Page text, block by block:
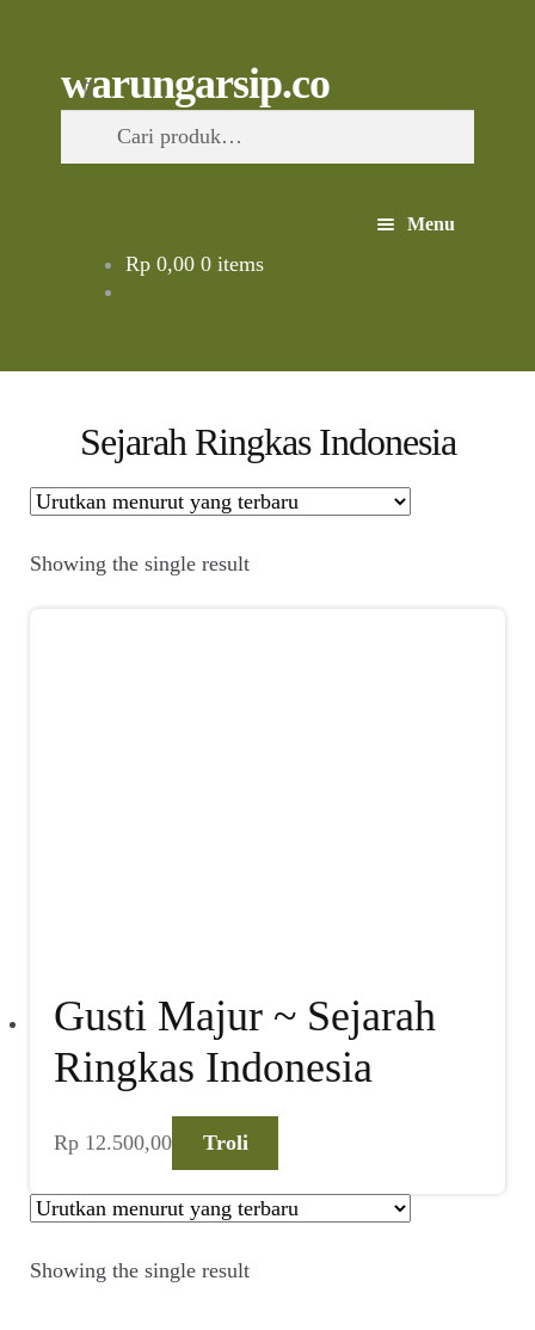
to
navigation
to
content
warungarsip.co
Menu
Rp0,00 0 items
Sejarah Ringkas Indonesia
Showing the single result
Gusti Majur ~ Sejarah
Ringkas Indonesia
Rp 12.500,00 Troli
Showing the single result